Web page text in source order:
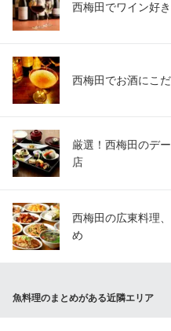
西梅田でワイン好
西梅田でお酒にこ
厳選！西梅田のデ
店
西梅田の広東料理
め
魚料理のまとめがある近隣エリア